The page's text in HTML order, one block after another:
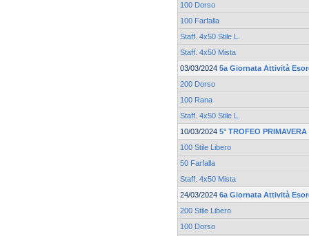
100 Dorso
100 Farfalla
Staff. 4x50 Stile L.
Staff. 4x50 Mista
03/03/2024 5a Giornata Attività
200 Dorso
100 Rana
Staff. 4x50 Stile L.
10/03/2024 5° TROFEO
100 Stile Libero
50 Farfalla
Staff. 4x50 Mista
24/03/2024 6a Giornata Attività
200 Stile Libero
100 Dorso